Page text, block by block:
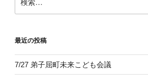
索:
最近の投稿
7/27 弟子屈町未来こども会議